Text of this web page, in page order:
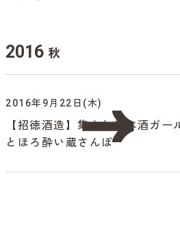
2016 秋
2016年9月22日(木)
【招徳酒造】集まれ日本酒ガー
とほろ酔い蔵さんぽ